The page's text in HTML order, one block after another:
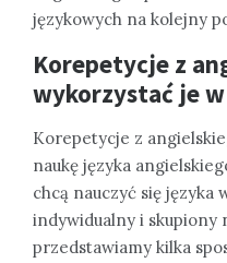
językowych na kolejny
Korepetycje z
wykorzystać je
Korepetycje z
naukę języka
chcą nauczyć się języka
indywidualny i skupiony
przedstawiamy kilka